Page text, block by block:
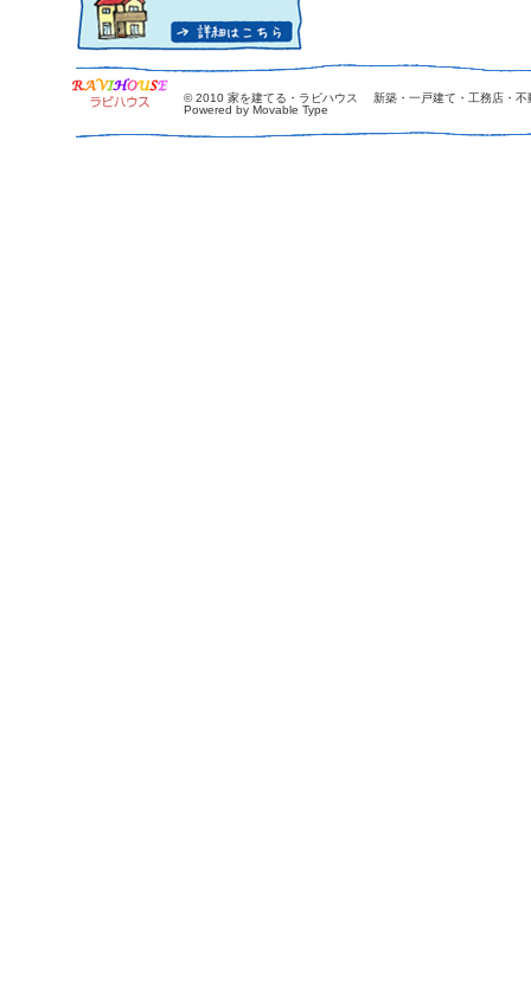
© 2010 家を建てる・ラビハウス 新築・一戸建て・工務店・不
Powered by Movable Type